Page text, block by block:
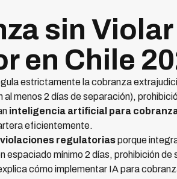
sin
en Chile
estrictamente la cobranza
menos 2 días de separación),
inteligencia artificial para
eficientemente.
violaciones regulatoriasporque
mínimo 2 días, prohibición de
cómo implementar IA para